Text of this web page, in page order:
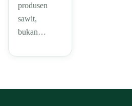
produsen
sawit,
bukan…